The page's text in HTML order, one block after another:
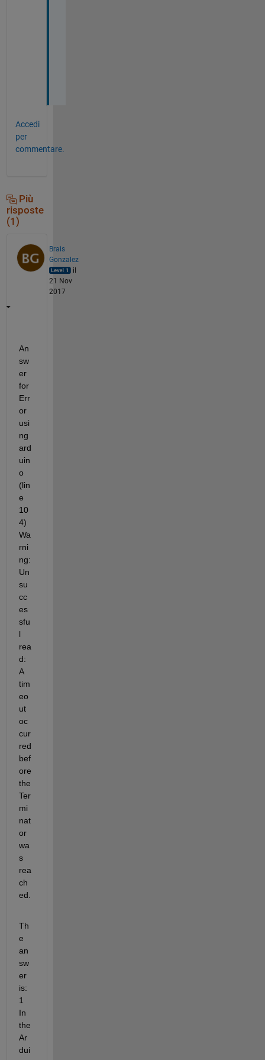
Accedi
per
commentare.
Più
risposte
(1)
Brais
Gonzalez
il
21 Nov
2017
An
sw
er
for
Err
or
usi
ng
ard
uin
o
(lin
e
10
4)
Wa
rni
ng:
Un
su
cc
es
sfu
l
rea
d:
A
tim
eo
ut
oc
cur
red
bef
ore
the
Ter
mi
nat
or
wa
s
rea
ch
ed.
Th
e
an
sw
er
is:
1
In
the
Ar
dui